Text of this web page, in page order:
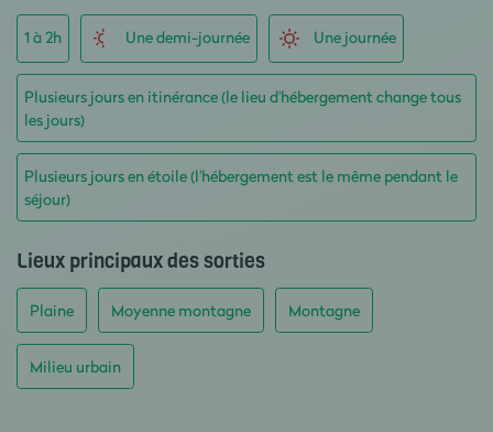
1 à 2h Une demi-journée Une journée
Plusieurs jours en itinérance (le lieu d'hébergement change tous
les jours)
Plusieurs jours en étoile (l'hébergement est le même pendant le
séjour)
Lieux principaux des sorties
Plaine Moyenne montagne Montagne
Milieu urbain